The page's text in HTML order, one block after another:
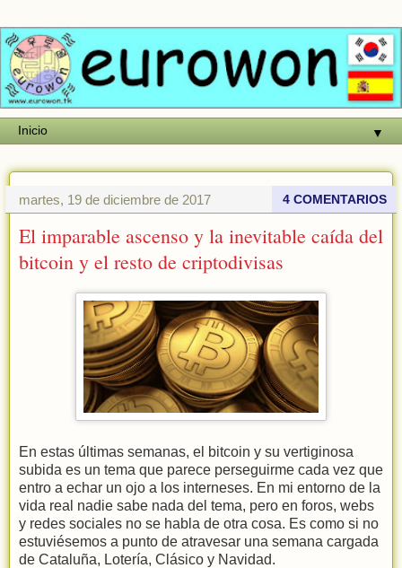
▼
martes, 19 de diciembre de 2017 4 COMENTARIOS
El imparable ascenso y la inevitable caída del
bitcoin y el resto de criptodivisas
En estas últimas semanas, el bitcoin y su vertiginosa
subida es un tema que parece perseguirme cada vez que
entro a echar un ojo a los interneses. En mi entorno de la
vida real nadie sabe nada del tema, pero en foros, webs
y redes sociales no se habla de otra cosa. Es como si no
estuviésemos a punto de atravesar una semana cargada
de Cataluña, Lotería, Clásico y Navidad.